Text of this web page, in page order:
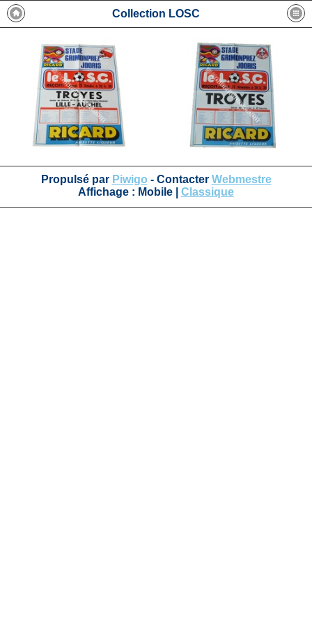
Collection LOSC
Propulsé par Piwigo - Contacter Webmestre
Affichage : Mobile Classique